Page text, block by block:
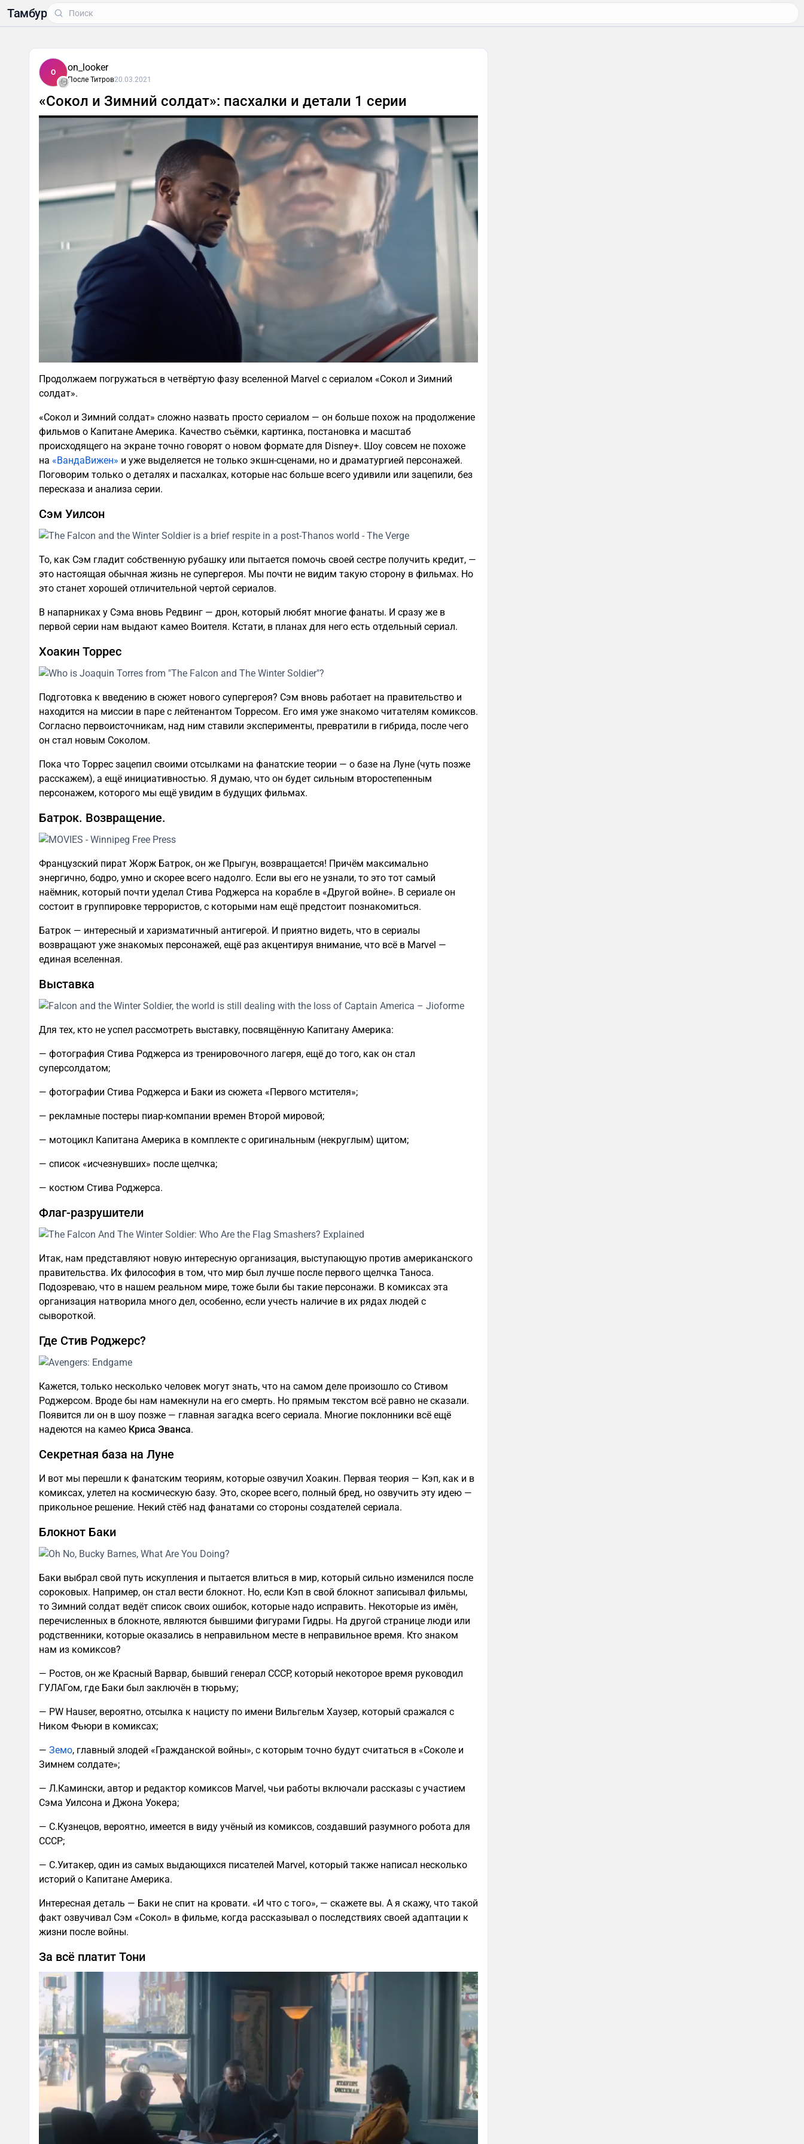
Тамбур
O on_looker
После Титров20.03.2021
«Сокол и Зимний солдат»: пасхалки и детали 1 серии
Продолжаем погружаться в четвёртую фазу вселенной Marvel с сериалом «Сокол и Зимний
солдат».
«Сокол и Зимний солдат» сложно назвать просто сериалом — он больше похож на продолжение
фильмов о Капитане Америка. Качество съёмки, картинка, постановка и масштаб
происходящего на экране точно говорят о новом формате для Disney+. Шоу совсем не похоже
на «ВандаВижен» и уже выделяется не только экшн-сценами, но и драматургией персонажей.
Поговорим только о деталях и пасхалках, которые нас больше всего удивили или зацепили, без
пересказа и анализа серии.
Сэм Уилсон
То, как Сэм гладит собственную рубашку или пытается помочь своей сестре получить кредит, —
это настоящая обычная жизнь не супергероя. Мы почти не видим такую сторону в фильмах. Но
это станет хорошей отличительной чертой сериалов.
В напарниках у Сэма вновь Редвинг — дрон, который любят многие фанаты. И сразу же в
первой серии нам выдают камео Воителя. Кстати, в планах для него есть отдельный сериал.
Хоакин Торрес
Подготовка к введению в сюжет нового супергероя? Сэм вновь работает на правительство и
находится на миссии в паре с лейтенантом Торресом. Его имя уже знакомо читателям комиксов.
Согласно первоисточникам, над ним ставили эксперименты, превратили в гибрида, после чего
он стал новым Соколом.
Пока что Торрес зацепил своими отсылками на фанатские теории — о базе на Луне (чуть позже
расскажем), а ещё инициативностью. Я думаю, что он будет сильным второстепенным
персонажем, которого мы ещё увидим в будущих фильмах.
Батрок. Возвращение.
Французский пират Жорж Батрок, он же Прыгун, возвращается! Причём максимально
энергично, бодро, умно и скорее всего надолго. Если вы его не узнали, то это тот самый
наёмник, который почти уделал Стива Роджерса на корабле в «Другой войне». В сериале он
состоит в группировке террористов, с которыми нам ещё предстоит познакомиться.
Батрок — интересный и харизматичный антигерой. И приятно видеть, что в сериалы
возвращают уже знакомых персонажей, ещё раз акцентируя внимание, что всё в Marvel —
единая вселенная.
Выставка
Для тех, кто не успел рассмотреть выставку, посвящённую Капитану Америка:
— фотография Стива Роджерса из тренировочного лагеря, ещё до того, как он стал
суперсолдатом;
— фотографии Стива Роджерса и Баки из сюжета «Первого мстителя»;
— рекламные постеры пиар-компании времен Второй мировой;
— мотоцикл Капитана Америка в комплекте с оригинальным (некруглым) щитом;
— список «исчезнувших» после щелчка;
— костюм Стива Роджерса.
Флаг-разрушители
Итак, нам представляют новую интересную организация, выступающую против американского
правительства. Их философия в том, что мир был лучше после первого щелчка Таноса.
Подозреваю, что в нашем реальном мире, тоже были бы такие персонажи. В комиксах эта
организация натворила много дел, особенно, если учесть наличие в их рядах людей с
сывороткой.
Где Стив Роджерс?
Кажется, только несколько человек могут знать, что на самом деле произошло со Стивом
Роджерсом. Вроде бы нам намекнули на его смерть. Но прямым текстом всё равно не сказали.
Появится ли он в шоу позже — главная загадка всего сериала. Многие поклонники всё ещё
надеются на камео Криса Эванса.
Секретная база на Луне
И вот мы перешли к фанатским теориям, которые озвучил Хоакин. Первая теория — Кэп, как и в
комиксах, улетел на космическую базу. Это, скорее всего, полный бред, но озвучить эту идею —
прикольное решение. Некий стёб над фанатами со стороны создателей сериала.
Блокнот Баки
Баки выбрал свой путь искупления и пытается влиться в мир, который сильно изменился после
сороковых. Например, он стал вести блокнот. Но, если Кэп в свой блокнот записывал фильмы,
то Зимний солдат ведёт список своих ошибок, которые надо исправить. Некоторые из имён,
перечисленных в блокноте, являются бывшими фигурами Гидры. На другой странице люди или
родственники, которые оказались в неправильном месте в неправильное время. Кто знаком
нам из комиксов?
— Ростов, он же Красный Варвар, бывший генерал СССР, который некоторое время руководил
ГУЛАГом, где Баки был заключён в тюрьму;
— PW Hauser, вероятно, отсылка к нацисту по имени Вильгельм Хаузер, который сражался с
Ником Фьюри в комиксах;
— Земо, главный злодей «Гражданской войны», с которым точно будут считаться в «Соколе и
Зимнем солдате»;
— Л.Камински, автор и редактор комиксов Marvel, чьи работы включали рассказы с участием
Сэма Уилсона и Джона Уокера;
— C.Кузнецов, вероятно, имеется в виду учёный из комиксов, создавший разумного робота для
СССР;
— С.Уитакер, один из самых выдающихся писателей Marvel, который также написал несколько
историй о Капитане Америка.
Интересная деталь — Баки не спит на кровати. «И что с того», — скажете вы. А я скажу, что такой
факт озвучивал Сэм «Сокол» в фильме, когда рассказывал о последствиях своей адаптации к
жизни после войны.
За всё платит Тони